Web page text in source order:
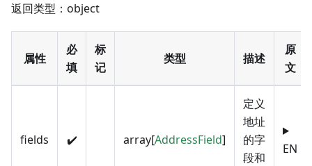
返回类型：object
属性
必
填
标
记
类型 描述
原
文
fields ✔️ array[AddressField]
定义
地址
的字
段和
EN